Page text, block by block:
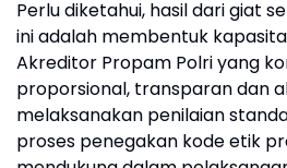
Perlu diketahui, hasil dari giat
ini adalah membentuk
Akreditor Propam Polri yang
proporsional, transparan dan
melaksanakan penilaian
proses penegakan kode etik